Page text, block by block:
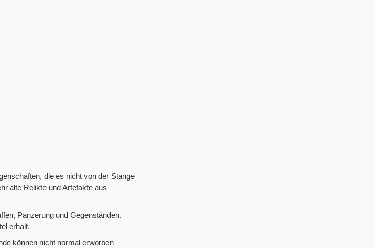
die es nicht von der Stange
alte Relikte und Artefakte aus
Panzerung und Gegenständen.
erhält.
können nicht normal erworben